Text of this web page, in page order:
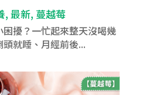
, 最新, 蔓越莓
擾？一忙起來整天沒喝幾
就睡、月經前後...